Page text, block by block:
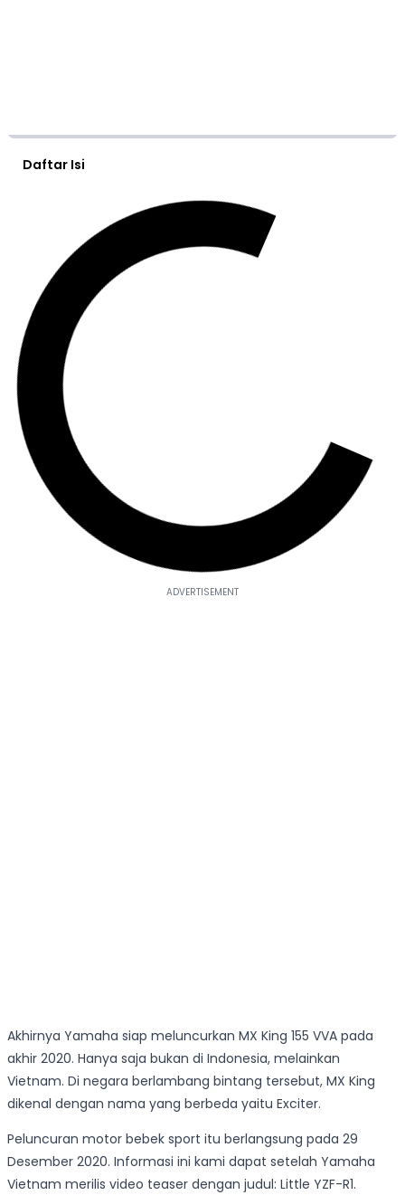
Daftar Isi
Akhirnya Yamaha siap meluncurkan MX King 155 VVA pada
akhir 2020. Hanya saja bukan di Indonesia, melainkan
Vietnam. Di negara berlambang bintang tersebut, MX King
dikenal dengan nama yang berbeda yaitu Exciter.
Peluncuran motor bebek sport itu berlangsung pada 29
Desember 2020. Informasi ini kami dapat setelah Yamaha
Vietnam merilis video teaser dengan judul: Little YZF-R1.